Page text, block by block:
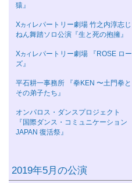
猿』
Χカイ レパートリー劇場 竹之内淳志じ
ねん舞踏ソロ公演『生と死の抱擁』
Χカイ レパートリー劇場 『ROSE ロー
ズ』
平石耕一事務所 『拳KEN 〜土門拳と
その弟子たち』
オンパロス・ダンスプロジェクト
『国際ダンス・コミュニケーション
JAPAN 復活祭』
2019年5月の公演